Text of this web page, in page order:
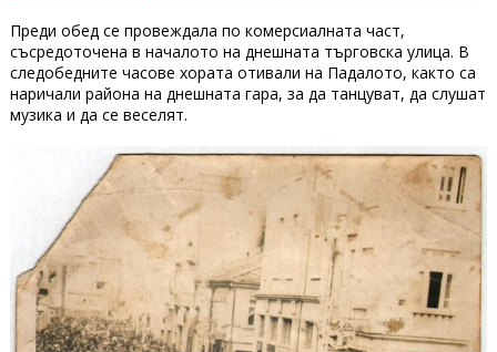
Преди обед се провеждала по комерсиалната част,
съсредоточена в началото на днешната търговска улица. В
следобедните часове хората отивали на Падалото, както са
наричали района на днешната гара, за да танцуват, да слушат
музика и да се веселят.